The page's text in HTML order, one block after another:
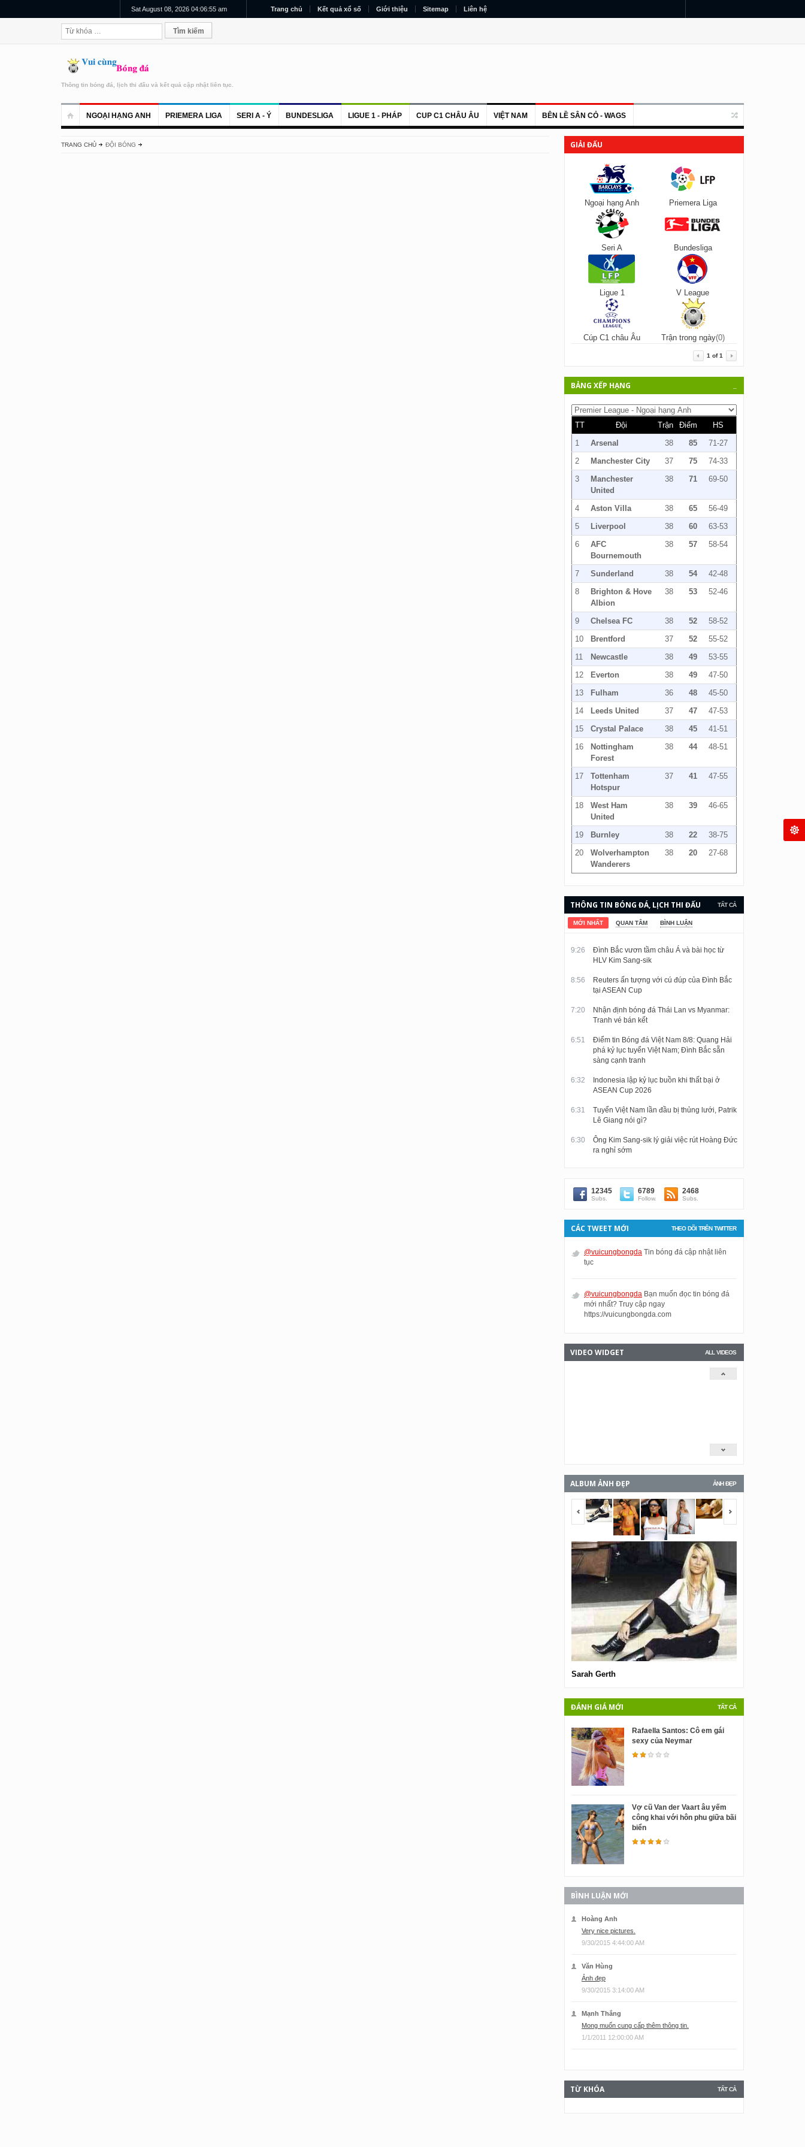
Sat August 08, 2026 04:06:55 am Trang chủ Kết quả xổ số Giới thiệu Sitemap Liên hệ
Thông tin bóng đá, lịch thi đấu và kết quả cập nhật liên tục.
NGOẠI HẠNG ANH PRIEMERA LIGA SERI A - Ý BUNDESLIGA LIGUE 1 - PHÁP CUP C1 CHÂU ÂU VIỆT NAM BÊN LỀ SÂN CỎ - WAGS
TRANG CHỦ ĐỘI BÓNG GIẢI ĐẤU
Ngoại hạng Anh Priemera Liga
Seri A Bundesliga
Ligue 1 V League
Cúp C1 châu Âu Trận trong ngày(0)
1 of1
BẢNG XẾP HẠNG
TT Đội Trận Điểm
HS
1
Arsenal 38 85
71-27
2
Manchester City 37 75
74-33
3
Manchester
United
38 71 69-50
4 Aston Villa 38 65
56-49
5
Liverpool 38 60
63-53
6
AFC
Bournemouth
38 57 58-54
7 Sunderland 38 54
42-48
8
Brighton & Hove
Albion
38 53 52-46
9 Chelsea FC 38 52
58-52
10
Brentford 37 52
55-52
11
Newcastle 38 49
53-55
12
Everton 38 49
47-50
13
Fulham 36 48
45-50
14
Leeds United 37 47
47-53
15
Crystal Palace 38 45
41-51
16
Nottingham
Forest
38 44 48-51
17
Tottenham
Hotspur
37 41 47-55
18
West Ham
United
38 39 46-65
19 Burnley 38 22
38-75
20
Wolverhampton
Wanderers
38 20 27-68
TẤT CẢ
THÔNG TIN BÓNG ĐÁ, LỊCH THI ĐẤU
VÀ KẾT QUẢ CẬP NHẬT LIÊN TỤC.
MỚI NHẤT QUAN TÂM BÌNH LUẬN
9:26
Đình Bắc vươn tầm châu Á và bài học từ
HLV Kim Sang-sik
8:56
Reuters ấn tượng với cú đúp của Đình Bắc
tại ASEAN Cup
7:20
Nhận định bóng đá Thái Lan vs Myanmar:
Tranh vé bán kết
6:51
Điểm tin Bóng đá Việt Nam 8/8: Quang Hải
phá kỷ lục tuyển Việt Nam; Đình Bắc sẵn
sàng cạnh tranh
6:32
Indonesia lập kỷ lục buồn khi thất bại ở
ASEAN Cup 2026
6:31
Tuyển Việt Nam lần đầu bị thủng lưới, Patrik
Lê Giang nói gì?
6:30
Ông Kim Sang-sik lý giải việc rút Hoàng Đức
ra nghỉ sớm
12345
Subs.
6789
Follow.
2468
Subs.
THEO DÕI TRÊN TWITTER
CÁC TWEET MỚI
@vuicungbongda Tin bóng đá cập nhật liên
tục
@vuicungbongda Bạn muốn đọc tin bóng đá
mới nhất? Truy cập ngay
https://vuicungbongda.com
ALL VIDEOS
VIDEO WIDGET
ẢNH ĐẸP
ALBUM ẢNH ĐẸP
<span></span>
Sarah Gerth
TẤT CẢ
ĐÁNH GIÁ MỚI
Rafaella Santos: Cô em gái
sexy của Neymar
Vợ cũ Van der Vaart âu yếm
công khai với hôn phu giữa bãi
biển
BÌNH LUẬN MỚI
Hoàng Anh
Very nice pictures.
9/30/2015 4:44:00 AM
Văn Hùng
Ảnh đẹp
9/30/2015 3:14:00 AM
Mạnh Thắng
Mong muốn cung cấp thêm thông tin.
1/1/2011 12:00:00 AM
TẤT CẢ
TỪ KHÓA